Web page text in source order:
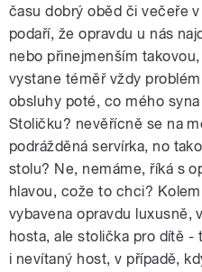
času dobrý oběd či večeře
podaří, že opravdu u nás
nebo přinejmenším
vystane téměř vždy
obsluhy poté, co mého
Stoličku? nevěřícně se na
podrážděná servírka, no
stolu? Ne, nemáme, říká s
hlavou, cože to chci?
vybavena opravdu luxusně,
hosta, ale stolička pro dítě -
i nevítaný host, v případě,